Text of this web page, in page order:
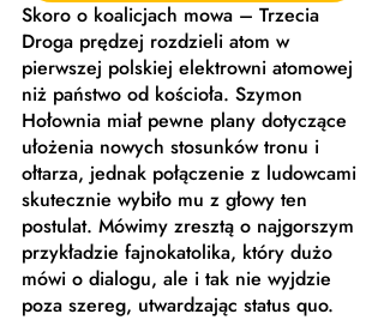
Skoro o koalicjach mowa – Trzecia
Droga prędzej rozdzieli atom w
pierwszej polskiej elektrowni atomowej
niż państwo od kościoła. Szymon
Hołownia miał pewne plany dotyczące
ułożenia nowych stosunków tronu i
ołtarza, jednak połączenie z ludowcami
skutecznie wybiło mu z głowy ten
postulat. Mówimy zresztą o najgorszym
przykładzie fajnokatolika, który dużo
mówi o dialogu, ale i tak nie wyjdzie
poza szereg, utwardzając status quo.